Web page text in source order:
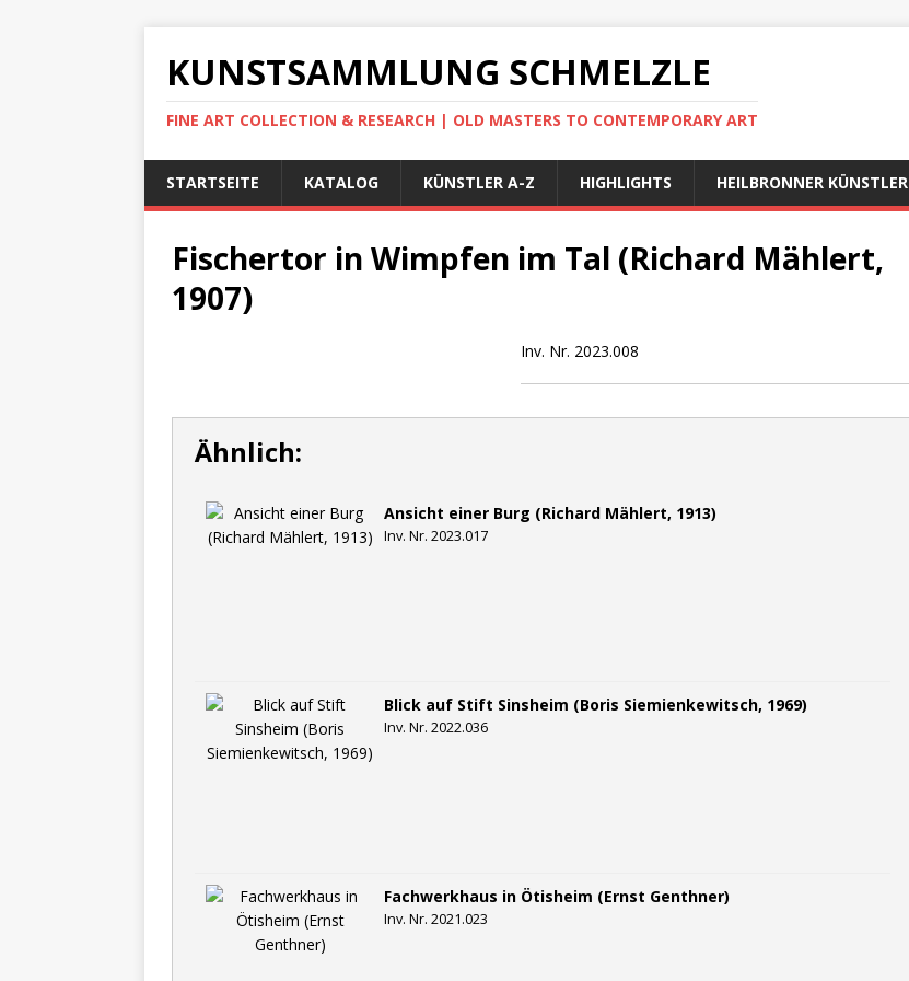
KUNSTSAMMLUNG SCHMELZLE
FINE ART COLLECTION & RESEARCH | OLD MASTERS TO CONTEMPORARY ART
STARTSEITE KATALOG KÜNSTLER A-Z HIGHLIGHTS HEILBRONNER KÜNSTLER
Fischertor in Wimpfen im Tal (Richard Mählert,
1907)
Inv. Nr. 2023.008
Ähnlich:
Ansicht einer Burg (Richard Mählert, 1913)
Inv. Nr. 2023.017
Blick auf Stift Sinsheim (Boris Siemienkewitsch, 1969)
Inv. Nr. 2022.036
Fachwerkhaus in Ötisheim (Ernst Genthner)
Inv. Nr. 2021.023